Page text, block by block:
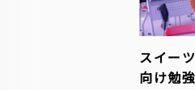
スイー
向け勉